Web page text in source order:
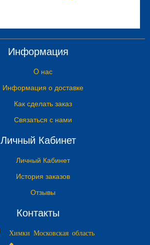
Информация
O нас
Информация о доставке
Как сделать заказ
Связаться с нами
Личный Кабинет
Личный Кабинет
История заказов
Отзывы
Контакты
Химки Московская область